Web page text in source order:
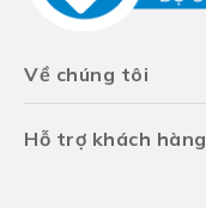
Về chúng tôi
Hỗ trợ khách hàng